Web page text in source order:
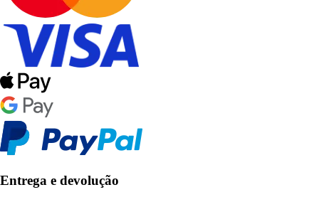
Entrega e devolução